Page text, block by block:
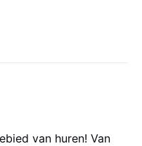
van huren! Van